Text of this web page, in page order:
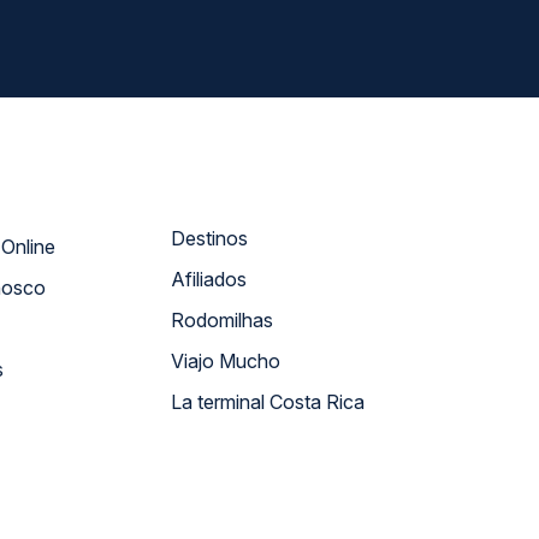
Atendimento Online
Destinos
Afiliados
Rodomilhas
Viajo Mucho
La terminal Costa Rica